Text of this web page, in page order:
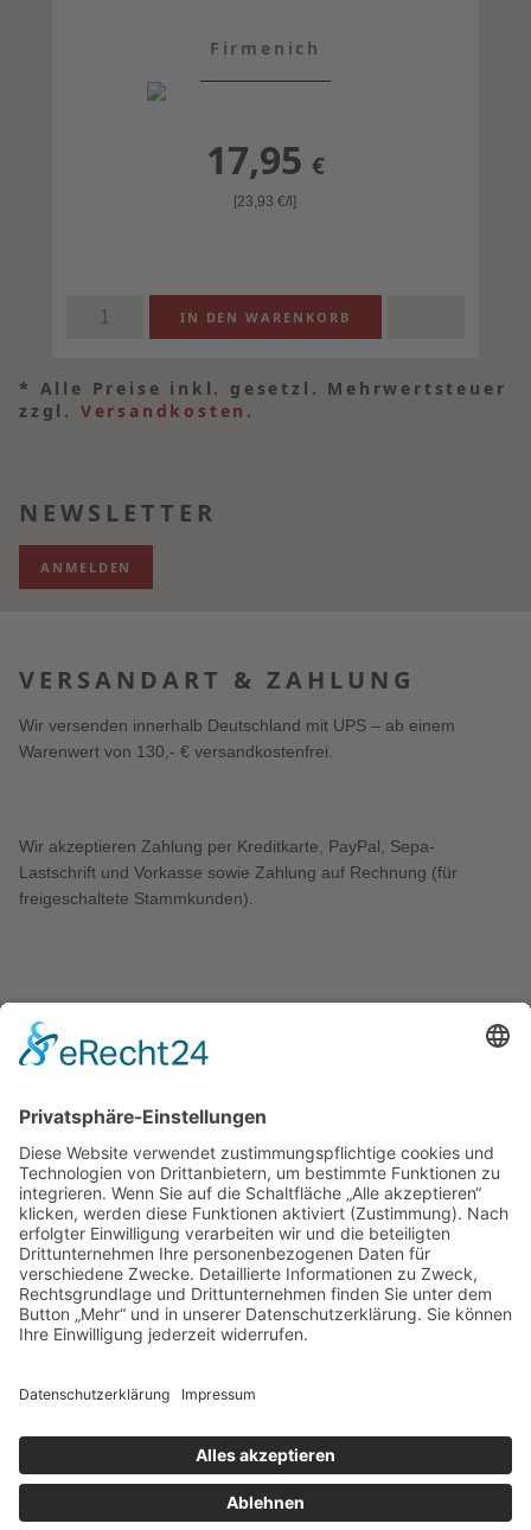
Firmenich
17,95 €
[23,93€/l]
* Alle Preise inkl. gesetzl. Mehrwertsteuer
zzgl. Versandkosten .
NEWSLETTER
ANMELDEN
VERSANDART & ZAHLUNG
Wir versenden innerhalb Deutschland mit UPS – ab einem
Warenwert von 130,- € versandkostenfrei.
Wir akzeptieren Zahlung per Kreditkarte, PayPal, Sepa-
Lastschrift und Vorkasse sowie Zahlung auf Rechnung (für
freigeschaltete Stammkunden).
KONTAKT
Spezialitäten aus Österreich
Daimlerstr. 21
50859 Köln
Telefon: 02234 802701
Fax: 02234 986145
Abholung und Verkauf
im Lagerausschließlich
nach Termin­vereinbarung.
Bezahlung & Versand Kontakt
Datenschutz
AGB Widerruf
Vertrag widerrufen